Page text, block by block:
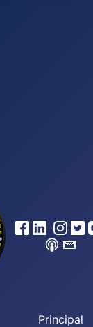
Principal